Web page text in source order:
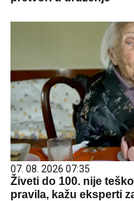
07. 08. 2026 07:35
Živeti do 100. nije
pravila, kažu eksperti